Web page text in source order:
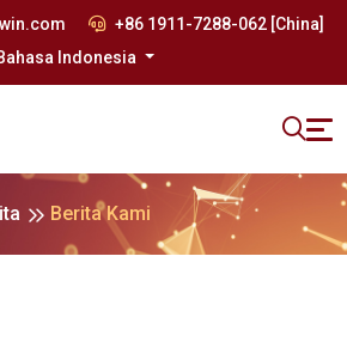
+86 1911-7288-062 [China]
Indonesia
Berita Kami